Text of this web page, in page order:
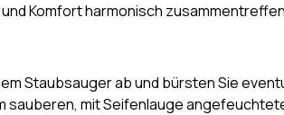
Komfort harmonisch
Staubsauger ab und bürsten Sie
sauberen, mit Seifenlauge